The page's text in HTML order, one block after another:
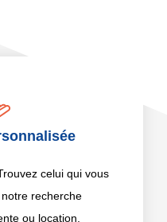
celui qui vous
recherche
ou location.